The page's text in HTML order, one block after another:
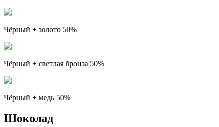
Чёрный + золото 50%
Чёрный + светлая бронза 50%
Чёрный + медь 50%
Шоколад